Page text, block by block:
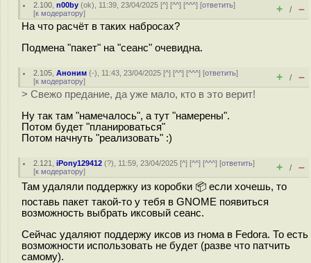
2.100 ,n00by (ok), 11:39, 23/04/2025 [^] [^^] [^^^] [ответить]
[к модератору] + / –
На что расчёт в таких набросах?
Подмена "пакет" на "сеанс" очевидна.
2.105 ,Аноним (-), 11:43, 23/04/2025 [^] [^^] [^^^] [ответить]
[к модератору] + / –
> Свежо предание, да уже мало, кто в это верит!
Ну так там "намечалось", а тут "намерены".
Потом будет "планироваться"
Потом начнуть "реализовать" :)
2.121 ,iPony129412 (?), 11:59, 23/04/2025 [^] [^^] [^^^] [ответить]
[к модератору] + / –
Там удаляли поддержку из коробки 📦 если хочешь, то
поставь пакет такой-то у тебя в GNOME появиться
возможность выбрать иксовый сеанс.
Сейчас удаляют поддержу иксов из гнома в Fedora. То есть
возможности использовать не будет (разве что патчить
самому).